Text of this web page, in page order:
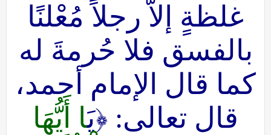
غلظةٍ إلاَّ رجلاً مُعْلنًا
بالفسق فلا حُرمةَ له
كما قال الإمام أحمد،
قال تعالى: ﴿يَا أَيُّهَا